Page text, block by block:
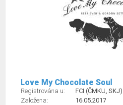
Love My Chocolate Soul
Registrována u:
FCI (ČMKU, SKJ)
Založena:
16.05.2017